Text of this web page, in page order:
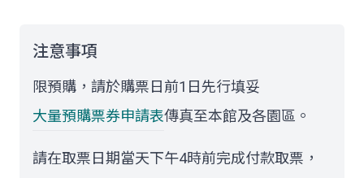
注意事項
限預購，請於購票日前1日先行填妥
大量預購票券申請表傳真至本館及各園區。
請在取票日期當天下午4時前完成付款取票，